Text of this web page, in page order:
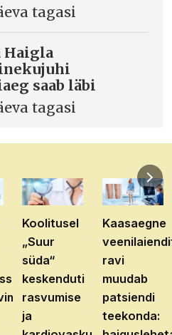
tagasi
Haigla
saab läbi
tagasi
Koolitusel
„Suur
süda“
keskenduti
rasvumise
ja
Kaasaegne
ravi
muudab
patsiendi
teekonda: